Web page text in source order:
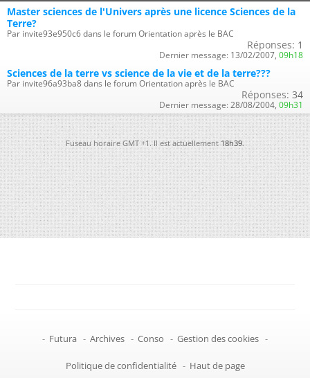
Master sciences de l'Univers après une licence Sciences de la
Terre?
Par invite93e950c6 dans le forum Orientation après le BAC
Réponses: 1
Dernier message: 13/02/2007, 09h18
Sciences de la terre vs science de la vie et de la terre???
Par invite96a93ba8 dans le forum Orientation après le BAC
Réponses: 34
Dernier message: 28/08/2004, 09h31
Fuseau horaire GMT +1. Il est actuellement18h39.
- Futura - Archives - Conso - Gestion des cookies -
Politique de confidentialité - Haut de page